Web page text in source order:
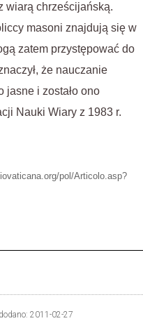
wiarą chrześcijańską.
masoni znajdują się w
zatem przystępować do
że nauczanie
jasne i zostało ono
Nauki Wiary z 1983 r.
pol/Articolo.asp?
2011-02-27